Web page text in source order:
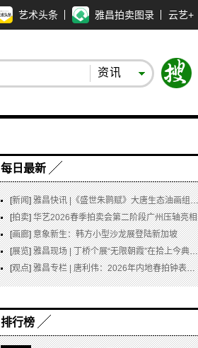
艺术头条 雅昌拍卖图录 云艺+
资讯
每日最新
[新闻]雅昌快讯 |《盛世朱鹮赋》大唐生态油画组画即将启动AI创新短剧创作（含视频）
[拍卖]华艺2026春季拍卖会第二阶段广州压轴亮相
[画廊]意象新生：韩方小型沙龙展登陆新加坡
[展览]雅昌现场 | 丁桥个展“无限朝霞”在拾上今典艺术中心开幕
[观点]雅昌专栏 | 唐利伟：2026年内地春拍钟表市场观察 赛道重构、圈层分化与收藏逻辑迭代
排行榜